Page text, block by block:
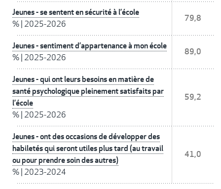
Jeunes - se sentent en sécurité à l’école
% 2025-2026
79,8
Jeunes - sentiment d’appartenance à mon école
% 2025-2026
89,0
Jeunes - qui ont leurs besoins en matière de
santé psychologique pleinement satisfaits par
l’école
% 2025-2026
59,2
Jeunes - ont des occasions de développer des
habiletés qui seront utiles plus tard (au travail
ou pour prendre soin des autres)
% 2023-2024
41,0